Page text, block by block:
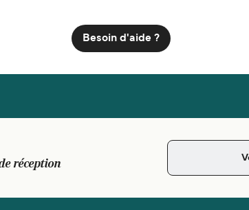
Besoin d'aide ?
réception